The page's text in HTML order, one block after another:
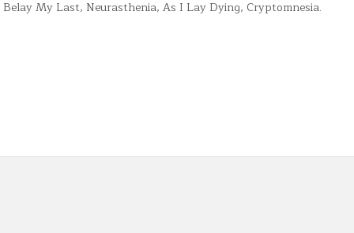
My Last, Neurasthenia, As I Lay Dying, Cryptomnesia.